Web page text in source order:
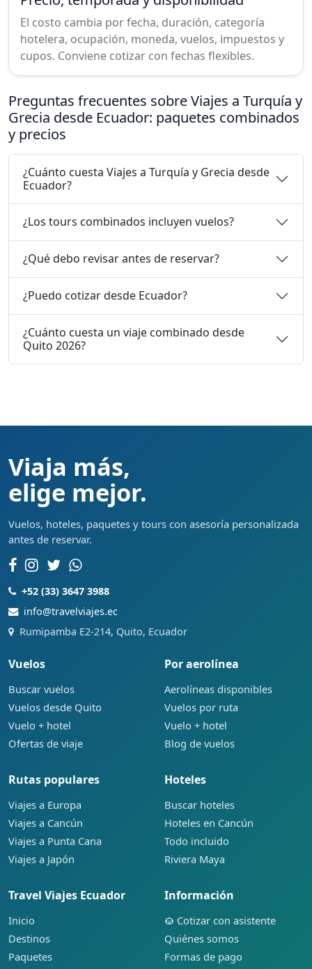
El costo cambia por fecha, duración, categoría
hotelera, ocupación, moneda, vuelos, impuestos y
cupos. Conviene cotizar con fechas flexibles.
Preguntas frecuentes sobre Viajes a Turquía y
Grecia desde Ecuador: paquetes combinados
y precios
¿Cuánto cuesta Viajes a Turquía y Grecia desde
Ecuador?
¿Los tours combinados incluyen vuelos?
¿Qué debo revisar antes de reservar?
¿Puedo cotizar desde Ecuador?
¿Cuánto cuesta un viaje combinado desde
Quito 2026?
Viaja más,
elige mejor.
Vuelos, hoteles, paquetes y tours con asesoría personalizada
antes de reservar.
+52 (33) 3647 3988
info@travelviajes.ec
Rumipamba E2-214, Quito, Ecuador
Vuelos
Buscar vuelos
Vuelos desde Quito
Vuelo + hotel
Ofertas de viaje
Por aerolínea
Aerolíneas disponibles
Vuelos por ruta
Vuelo + hotel
Blog de vuelos
Rutas populares
Viajes a Europa
Viajes a Cancún
Viajes a Punta Cana
Viajes a Japón
Hoteles
Buscar hoteles
Hoteles en Cancún
Todo incluido
Riviera Maya
Travel Viajes Ecuador
Inicio
Destinos
Paquetes
Información
Cotizar con asistente
Quiénes somos
Formas de pago